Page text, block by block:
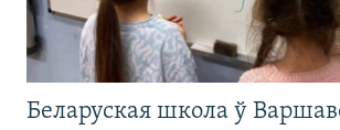
Беларуская школа ў